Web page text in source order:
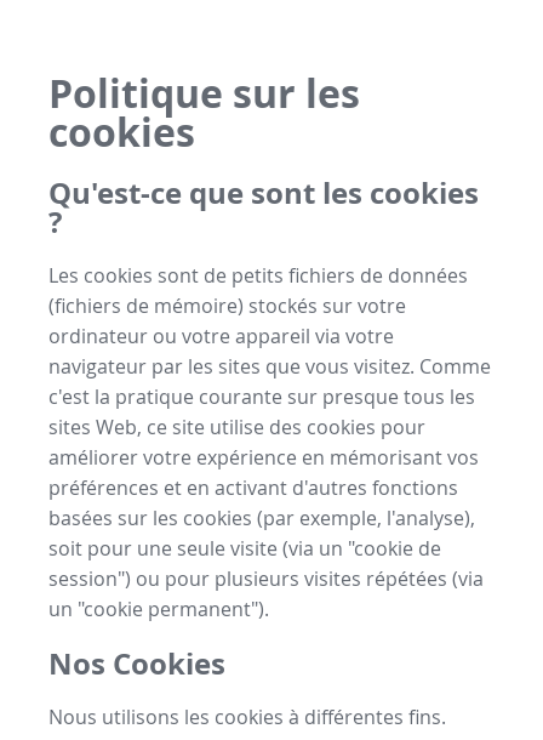
Politique sur les
cookies
Qu'est-ce que sont les cookies
?
Les cookies sont de petits fichiers de données
(fichiers de mémoire) stockés sur votre
ordinateur ou votre appareil via votre
navigateur par les sites que vous visitez. Comme
c'est la pratique courante sur presque tous les
sites Web, ce site utilise des cookies pour
améliorer votre expérience en mémorisant vos
préférences et en activant d'autres fonctions
basées sur les cookies (par exemple, l'analyse),
soit pour une seule visite (via un "cookie de
session") ou pour plusieurs visites répétées (via
un "cookie permanent").
Nos Cookies
Nous utilisons les cookies à différentes fins.